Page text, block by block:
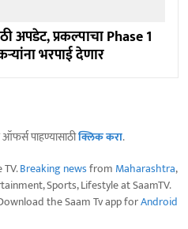
अपडेट, प्रकल्पाचा Phase 1
भरपाई देणार
ऑफर्स पाहण्यासाठीक्लिक करा.
Breaking newsfrom Maharashtra,
Sports, Lifestyle at SaamTV.
the Saam Tv app forAndroid